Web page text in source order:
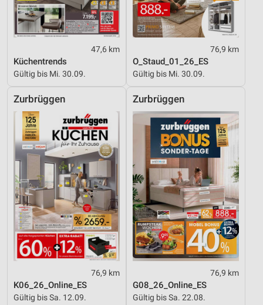
47,6 km
Küchentrends
Gültig bis Mi. 30.09.
76,9 km
O_Staud_01_26_ES
Gültig bis Mi. 30.09.
Zurbrüggen
76,9 km
K06_26_Online_ES
Gültig bis Sa. 12.09.
Zurbrüggen
76,9 km
G08_26_Online_ES
Gültig bis Sa. 22.08.
Entwicklung und Verbesserung der Angebote
Verwendung reduzierter Daten zur Auswahl von
IAB-Besonderheiten:
Verwendung genauer Standortdaten
Geräte anhand von aktiv angeforderten
Informationen identifizieren
Nicht-IAB-Verarbeitungszwecke:
Notwendig
Performance
Funktional
Werbung